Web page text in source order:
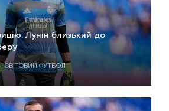
Лунін близький до
| СВІТОВИЙ ФУТБОЛ